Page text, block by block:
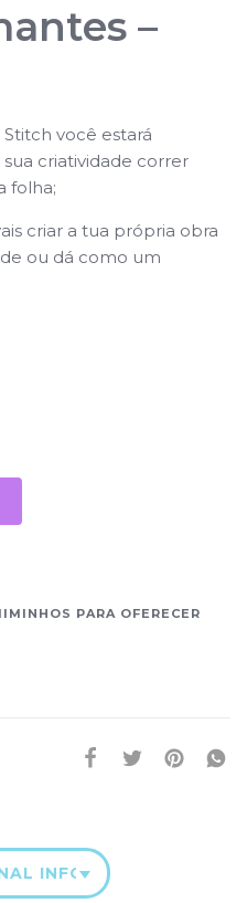
–
você estará
criatividade correr
folha;
criar a tua própria obra
ou dá como um
PARA OFERECER
INFORMATION